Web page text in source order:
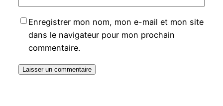
Enregistrer mon nom, mon e-mail et mon site
dans le navigateur pour mon prochain
commentaire.